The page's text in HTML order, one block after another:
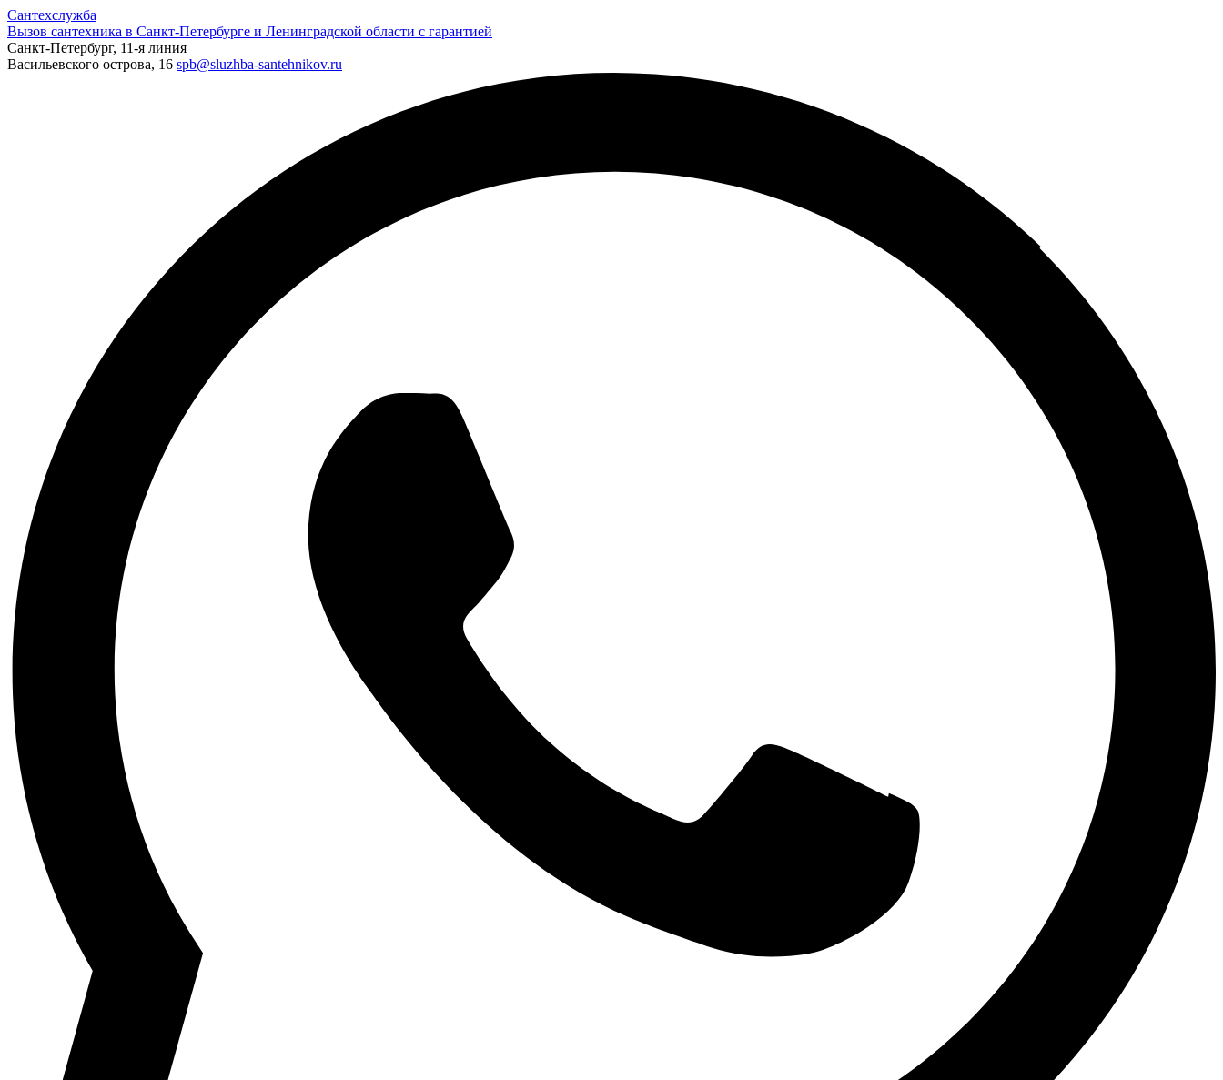
Сантехслужба
Вызов сантехника в Санкт-Петербурге и Ленинградской области с гарантией
Санкт-Петербург, 11-я линия
Васильевского острова, 16 spb@sluzhba-santehnikov.ru